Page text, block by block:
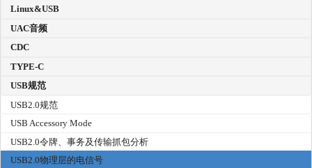
Linux&USB
UAC音频
CDC
TYPE-C
USB规范
USB2.0规范
USB Accessory Mode
USB2.0令牌、事务及传输抓包分析
USB2.0物理层的电信号